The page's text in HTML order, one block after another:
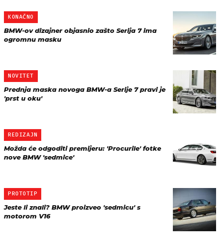
KONAČNO
BMW-ov dizajner objasnio zašto Serija 7 ima
ogromnu masku
NOVITET
Prednja maska novoga BMW-a Serije 7 pravi je
'prst u oku'
REDIZAJN
Možda će odgoditi premijeru: 'Procurile' fotke
nove BMW 'sedmice'
PROTOTIP
Jeste li znali? BMW proizveo 'sedmicu' s
motorom V16